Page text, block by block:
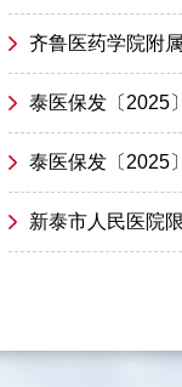
齐鲁医药学院附
泰医保发〔2025
泰医保发〔2025
新泰市人民医院